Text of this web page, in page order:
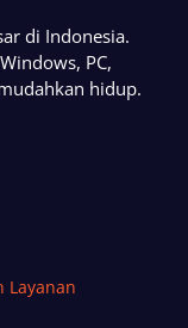
di Indonesia.
PC,
hidup.
Layanan